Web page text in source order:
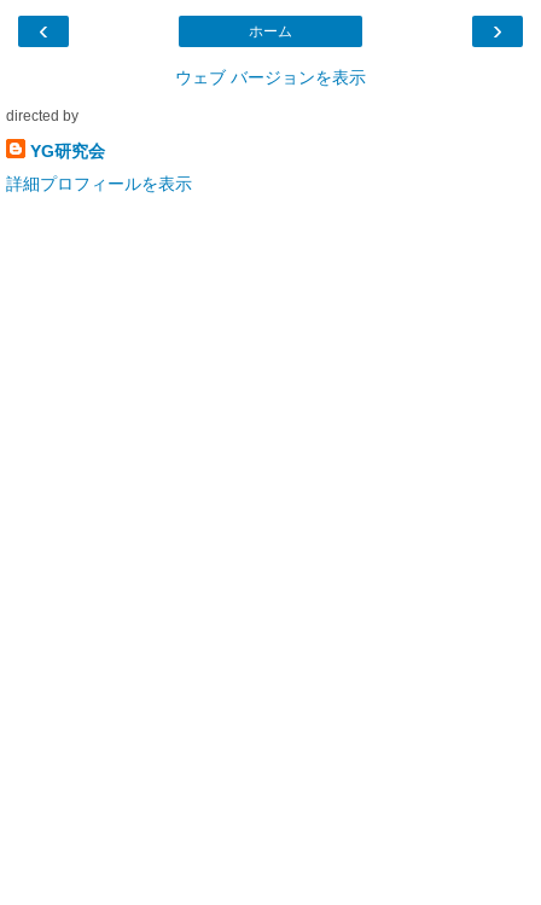
‹ ›
ホーム
ウェブ バージョンを表示
directed by
YG研究会
詳細プロフィールを表示